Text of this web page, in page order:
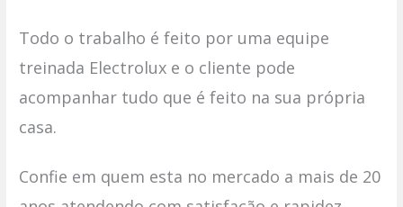
Todo o trabalho é feito por uma equipe
treinada Electrolux e o cliente pode
acompanhar tudo que é feito na sua própria
casa.
Confie em quem esta no mercado a mais de 20